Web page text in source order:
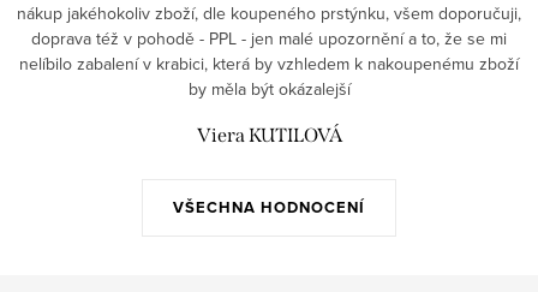
VŠECHNA HODNOCENÍ
nákup jakéhokoliv zboží, dle koupeného prstýnku, všem doporučuji,
doprava též v pohodě - PPL - jen malé upozornění a to, že se mi
nelíbilo zabalení v krabici, která by vzhledem k nakoupenému zboží
by měla být okázalejší
Viera KUTILOVÁ